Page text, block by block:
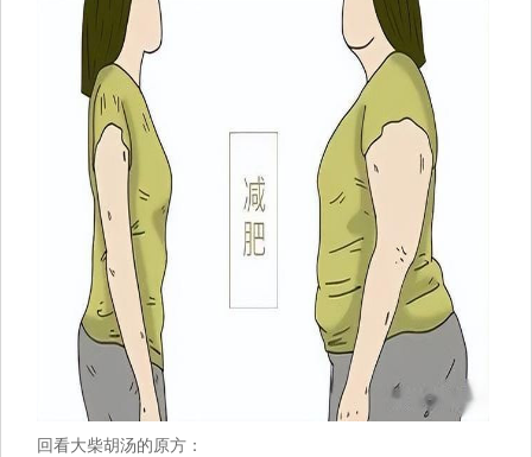
回看大柴胡汤的原方：